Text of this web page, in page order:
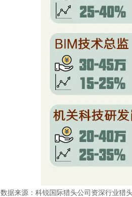
数据来源：科锐国际猎头公司资深行业猎